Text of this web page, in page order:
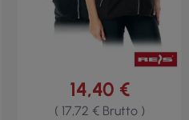
14,40 €
( 17,72 € Brutto )